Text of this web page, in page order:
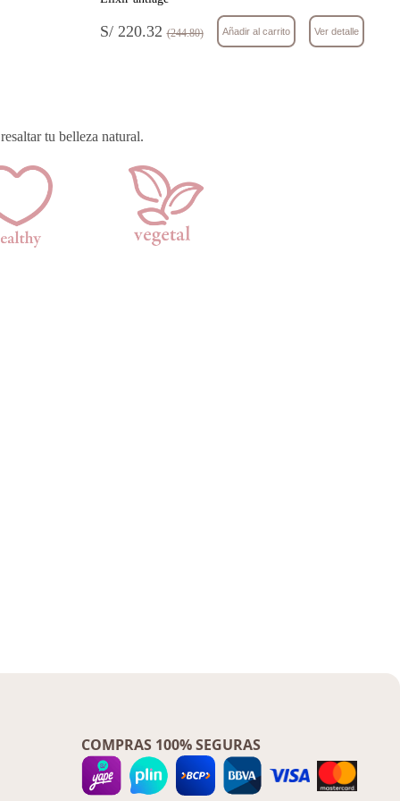
S/ 220.32(244.80) Añadir al carrito Ver detalle
tu belleza natural.
COMPRAS 100% SEGURAS